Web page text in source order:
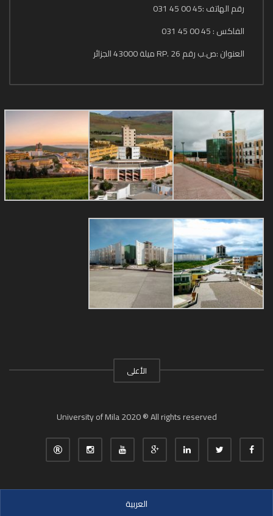
رقم الهاتف :45 00 45 031
الفاكس : 45 00 45 031
العنوان :ص.ب رقم 26 .RP ميلة 43000 الجزائر
الأعلى
University of Mila 2020 ® All rights reserved
العربية